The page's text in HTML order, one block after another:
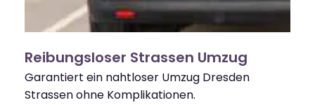
Reibungsloser Strassen Umzug
Garantiert ein nahtloser Umzug Dresden
Strassen ohne Komplikationen.